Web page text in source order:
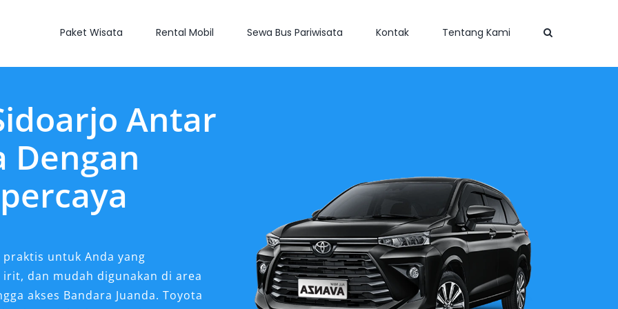
Paket Wisata Rental Mobil Sewa Bus Pariwisata Kontak Tentang Kami
Antar
Dengan
untuk Anda yang
dan mudah digunakan di area
akses Bandara Juanda. Toyota